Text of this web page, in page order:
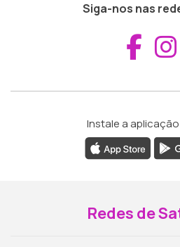
Siga-nos nas
Instale a aplicação
Redes de